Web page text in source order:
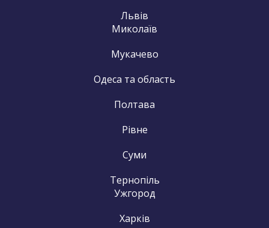
Львів
Миколаїв
Мукачево
Одеса та область
Полтава
Рівне
Суми
Тернопіль
Ужгород
Харків